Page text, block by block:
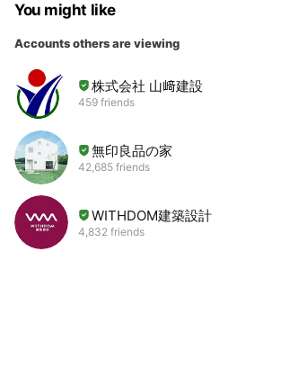
You might like
Accounts others are viewing
株式会社 山﨑建設
459 friends
無印良品の家
42,685 friends
WITHDOM建築設計
4,832 friends